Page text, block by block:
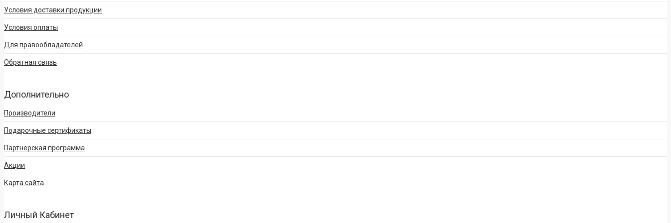
Условия доставки продукции
Условия оплаты
Для правообладателей
Обратная связь
Дополнительно
Производители
Подарочные сертификаты
Партнерская программа
Акции
Карта сайта
Личный Кабинет